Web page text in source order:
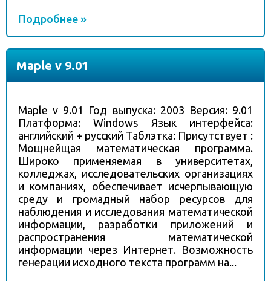
Подробнее »
Maple v 9.01
Maple v 9.01 Год выпуска: 2003 Версия: 9.01
Платформа: Windows Язык интерфейса:
английский + русский Таблэтка: Присутствует :
Мощнейщая математическая программа.
Широко применяемая в университетах,
колледжах, исследовательских организациях
и компаниях, обеспечивает исчерпывающую
среду и громадный набор ресурсов для
наблюдения и исследования математической
информации, разработки приложений и
распространения математической
информации через Интернет. Возможность
генерации исходного текста программ на...